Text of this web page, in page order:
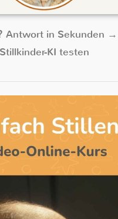
Antwort in Sekunden →
Stillkinder-KI testen